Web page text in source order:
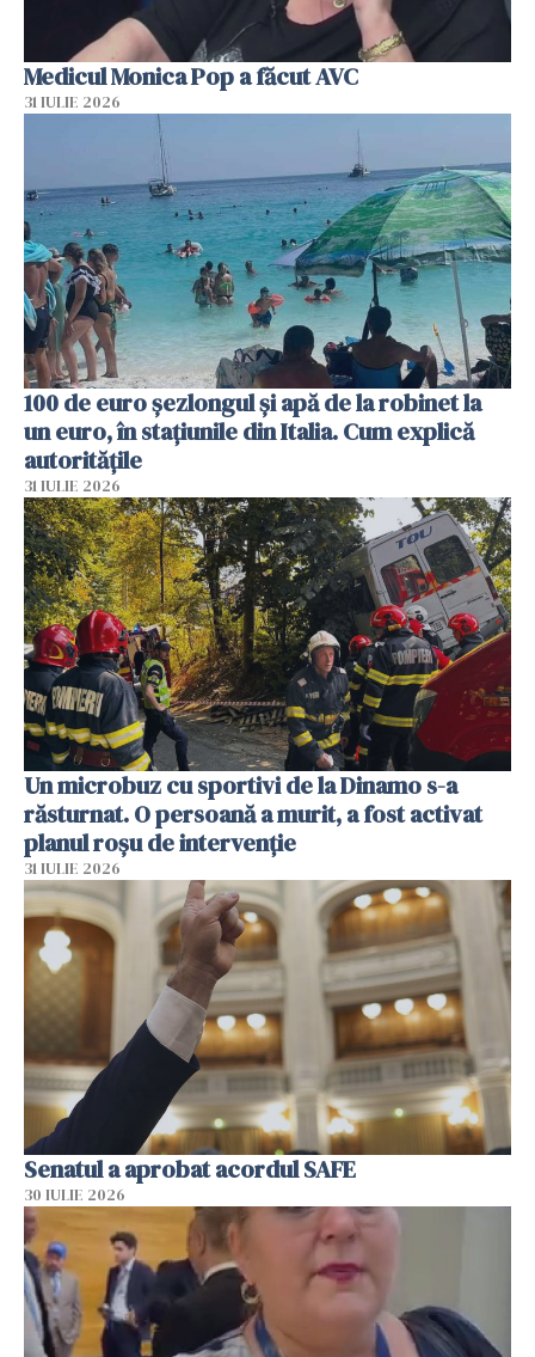
Medicul Monica Pop a făcut AVC
31 IULIE 2026
100 de euro șezlongul și apă de la robinet la
un euro, în stațiunile din Italia. Cum explică
autoritățile
31 IULIE 2026
Un microbuz cu sportivi de la Dinamo s-a
răsturnat. O persoană a murit, a fost activat
planul roșu de intervenție
31 IULIE 2026
Senatul a aprobat acordul SAFE
30 IULIE 2026